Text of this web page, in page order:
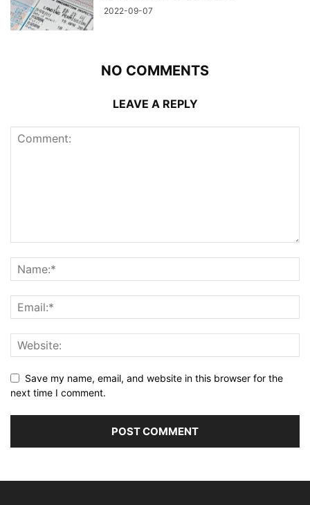
2022-09-07
NO COMMENTS
LEAVE A REPLY
Save my name, email, and website in this browser for the
next time I comment.